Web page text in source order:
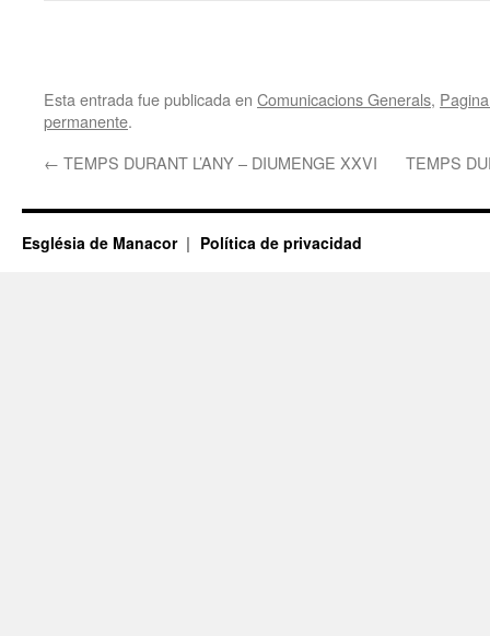
Esta entrada fue publicada en Comunicacions Generals,
permanente.
← TEMPS DURANT L’ANY – DIUMENGE XXVI TEMPS
Església de Manacor Política de privacidad